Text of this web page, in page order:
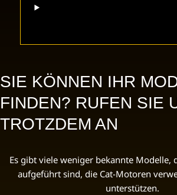
SIE KÖNNEN IHR
FINDEN? RUFEN SIE
TROTZDEM AN
Es gibt viele weniger bekannte Modelle,
aufgeführt sind, die Cat-Motoren
unterstützen.